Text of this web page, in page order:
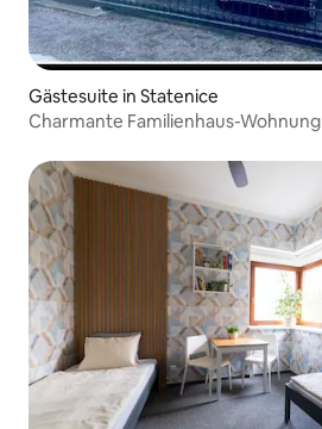
Gästesuite in Statenice
Charmante Familienhaus-Wohnung